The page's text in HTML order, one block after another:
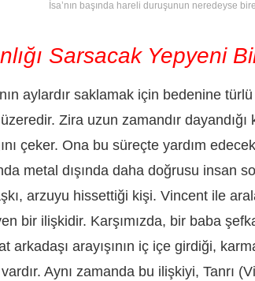
İsa’nın başında hareli duruşunun neredeyse
Sarsacak Yepyeni
aylardır saklamak için bedenine
Zira uzun zamandır dayandığı
çeker. Ona bu süreçte yardım
metal dışında daha doğrusu insan
arzuyu hissettiği kişi. Vincent ile
bir ilişkidir. Karşımızda, bir baba
arkadaşı arayışının iç içe girdiği,
Aynı zamanda bu ilişkiyi, Tanrı